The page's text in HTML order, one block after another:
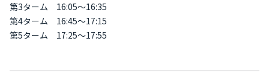
第3ターム 16:05～16:35
第4ターム 16:45～17:15
第5ターム 17:25～17:55